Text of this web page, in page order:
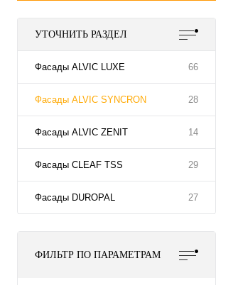
УТОЧНИТЬ РАЗДЕЛ
Фасады ALVIC LUXE 66
Фасады ALVIC SYNCRON 28
Фасады ALVIC ZENIT 14
Фасады CLEAF TSS 29
Фасады DUROPAL 27
ФИЛЬТР ПО ПАРАМЕТРАМ